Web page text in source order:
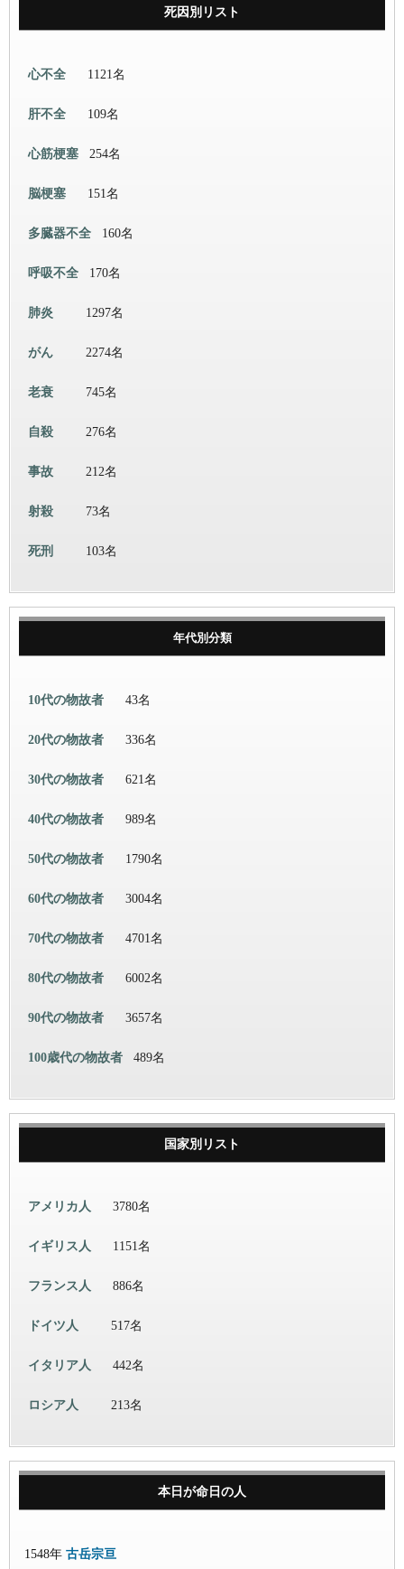
死因別リスト
心不全 1121名
肝不全 109名
心筋梗塞 254名
脳梗塞 151名
多臓器不全 160名
呼吸不全 170名
肺炎 1297名
がん 2274名
老衰 745名
自殺 276名
事故 212名
射殺 73名
死刑 103名
年代別分類
10代の物故者 43名
20代の物故者 336名
30代の物故者 621名
40代の物故者 989名
50代の物故者 1790名
60代の物故者 3004名
70代の物故者 4701名
80代の物故者 6002名
90代の物故者 3657名
100歳代の物故者 489名
国家別リスト
アメリカ人 3780名
イギリス人 1151名
フランス人 886名
ドイツ人 517名
イタリア人 442名
ロシア人 213名
本日が命日の人
1548年 古岳宗亘